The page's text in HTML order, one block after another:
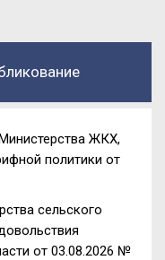
ЖКХ,
политики от
сельского
от 03.08.2026 №